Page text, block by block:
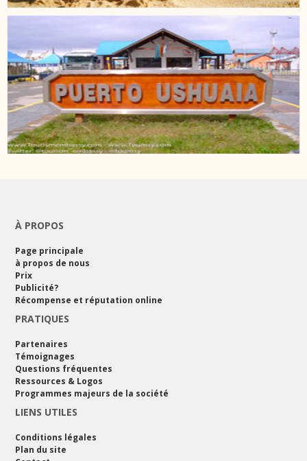
À PROPOS
Page principale
à propos de nous
Prix
Publicité?
Récompense et réputation online
PRATIQUES
Partenaires
Témoignages
Questions fréquentes
Ressources & Logos
Programmes majeurs de la société
LIENS UTILES
Conditions légales
Plan du site